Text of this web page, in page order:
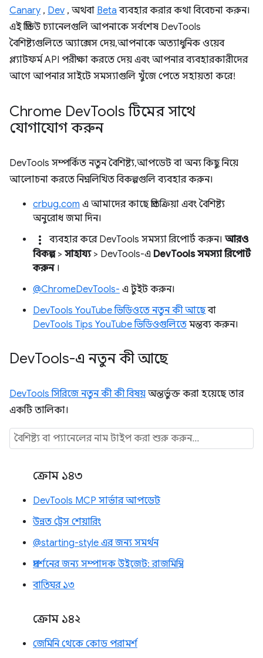
Canary , Dev , অথবা Beta ব্যবহার করার কথা বিবেচনা করুন।
এই প্রিভিউ চ্যানেলগুলি আপনাকে সর্বশেষ DevTools
বৈশিষ্ট্যগুলিতে অ্যাক্সেস দেয়, আপনাকে অত্যাধুনিক ওয়েব
প্ল্যাটফর্ম API পরীক্ষা করতে দেয় এবং আপনার ব্যবহারকারীদের
আগে আপনার সাইটে সমস্যাগুলি খুঁজে পেতে সহায়তা করে!
Chrome DevTools টিমের সাথে
যোগাযোগ করুন
DevTools সম্পর্কিত নতুন বৈশিষ্ট্য, আপডেট বা অন্য কিছু নিয়ে
আলোচনা করতে নিম্নলিখিত বিকল্পগুলি ব্যবহার করুন।
crbug.com এ আমাদের কাছে প্রতিক্রিয়া এবং বৈশিষ্ট্য
অনুরোধ জমা দিন।
more_vert ব্যবহার করে DevTools সমস্যা রিপোর্ট করুন। আরও
বিকল্প> সাহায্য> DevTools-এ DevTools সমস্যা রিপোর্ট
করুন।
@ChromeDevTools- এ টুইট করুন।
DevTools YouTube ভিডিওতে নতুন কী আছেবা
DevTools Tips YouTube ভিডিওগুলিতে মন্তব্য করুন।
DevTools-এ নতুন কী আছে
DevTools সিরিজে নতুন কী কী বিষয় অন্তর্ভুক্ত করা হয়েছে তার
একটি তালিকা।
ক্রোম ১৪৩
DevTools MCP সার্ভার আপডেট
উন্নত ট্রেস শেয়ারিং
@starting-style এর জন্য সমর্থন
প্রদর্শনের জন্য সম্পাদক উইজেট: রাজমিস্ত্রি
বাতিঘর ১৩
ক্রোম ১৪২
জেমিনি থেকে কোড পরামর্শ